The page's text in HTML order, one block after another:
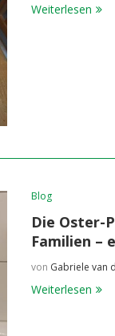
Weiterlesen
Blog
Die Oster-
Familien –
von Gabriele van
Weiterlesen